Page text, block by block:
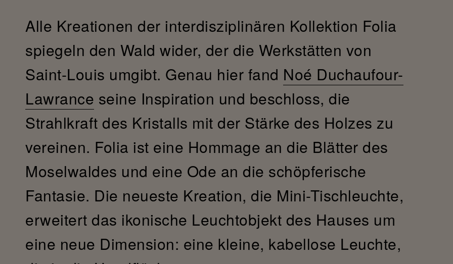
Alle Kreationen der interdisziplinären Kollektion Folia
spiegeln den Wald wider, der die Werkstätten von
Saint-Louis umgibt. Genau hier fand Noé Duchaufour-
Lawrance seine Inspiration und beschloss, die
Strahlkraft des Kristalls mit der Stärke des Holzes zu
vereinen. Folia ist eine Hommage an die Blätter des
Moselwaldes und eine Ode an die schöpferische
Fantasie. Die neueste Kreation, die Mini-Tischleuchte,
erweitert das ikonische Leuchtobjekt des Hauses um
eine neue Dimension: eine kleine, kabellose Leuchte,